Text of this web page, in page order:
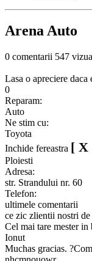
Arena Auto
0 comentarii 547
Lasa o apreciere
0
Reparam:
Auto
Ne stim cu:
Toyota
Inchide fereastra [ X
Ploiesti
Adresa:
str. Strandului nr. 60
Telefon:
ultimele comentarii
ce zic zlientii nostri
Cel mai tare mester
Ionut
Muchas gracias.